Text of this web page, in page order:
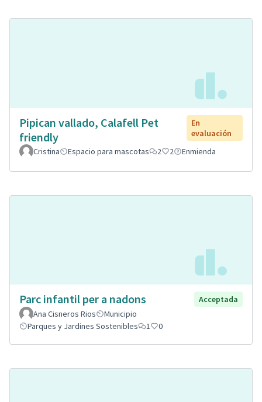
Pipican vallado, Calafell Pet
friendly
En
evaluación
Cristina
Espacio para mascotas 2 2 Enmienda
Parc infantil per a nadons
Acceptada
Ana Cisneros Rios
Municipio
Parques y Jardines Sostenibles
1 0